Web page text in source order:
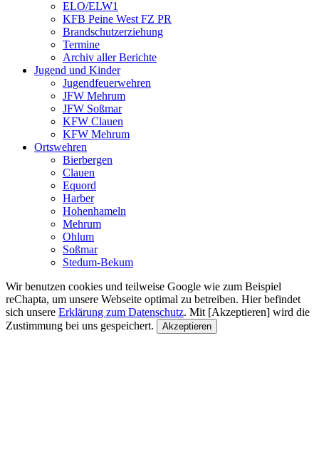
ELO/ELW1
KFB Peine West FZ PR
Brandschutzerziehung
Termine
Archiv aller Berichte
Jugend und Kinder
Jugendfeuerwehren
JFW Mehrum
JFW Soßmar
KFW Clauen
KFW Mehrum
Ortswehren
Bierbergen
Clauen
Equord
Harber
Hohenhameln
Mehrum
Ohlum
Soßmar
Stedum-Bekum
Wir benutzen cookies und teilweise Google wie zum Beispiel
reChapta, um unsere Webseite optimal zu betreiben. Hier befindet
sich unsere Erklärung zum Datenschutz. Mit [Akzeptieren] wird die
Zustimmung bei uns gespeichert.
Akzeptieren